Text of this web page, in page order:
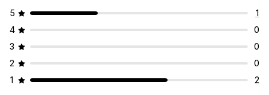
5
1
4
0
3
0
2
0
1
2